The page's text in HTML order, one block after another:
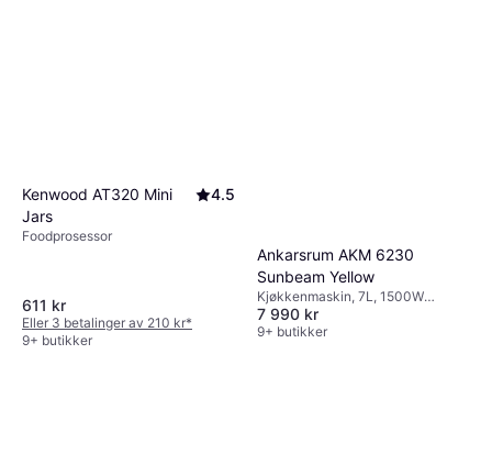
Kenwood AT320 Mini
Jars
4.5
Foodprosessor
611 kr
Eller 3 betalinger av 210 kr*
9+ butikker
Ankarsrum AKM 6230
Sunbeam Yellow
Kjøkkenmaskin, 7L, 1500W
Timerfunksjon, Trinnløs
7 990 kr
9+ butikker